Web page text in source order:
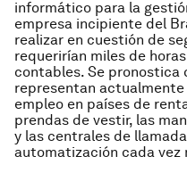
informático para la
empresa incipiente del
realizar en cuestión de
requerirían miles de
contables. Se pronostica
representan
empleo en países de
prendas de vestir, las
y las centrales de
automatización cada vez